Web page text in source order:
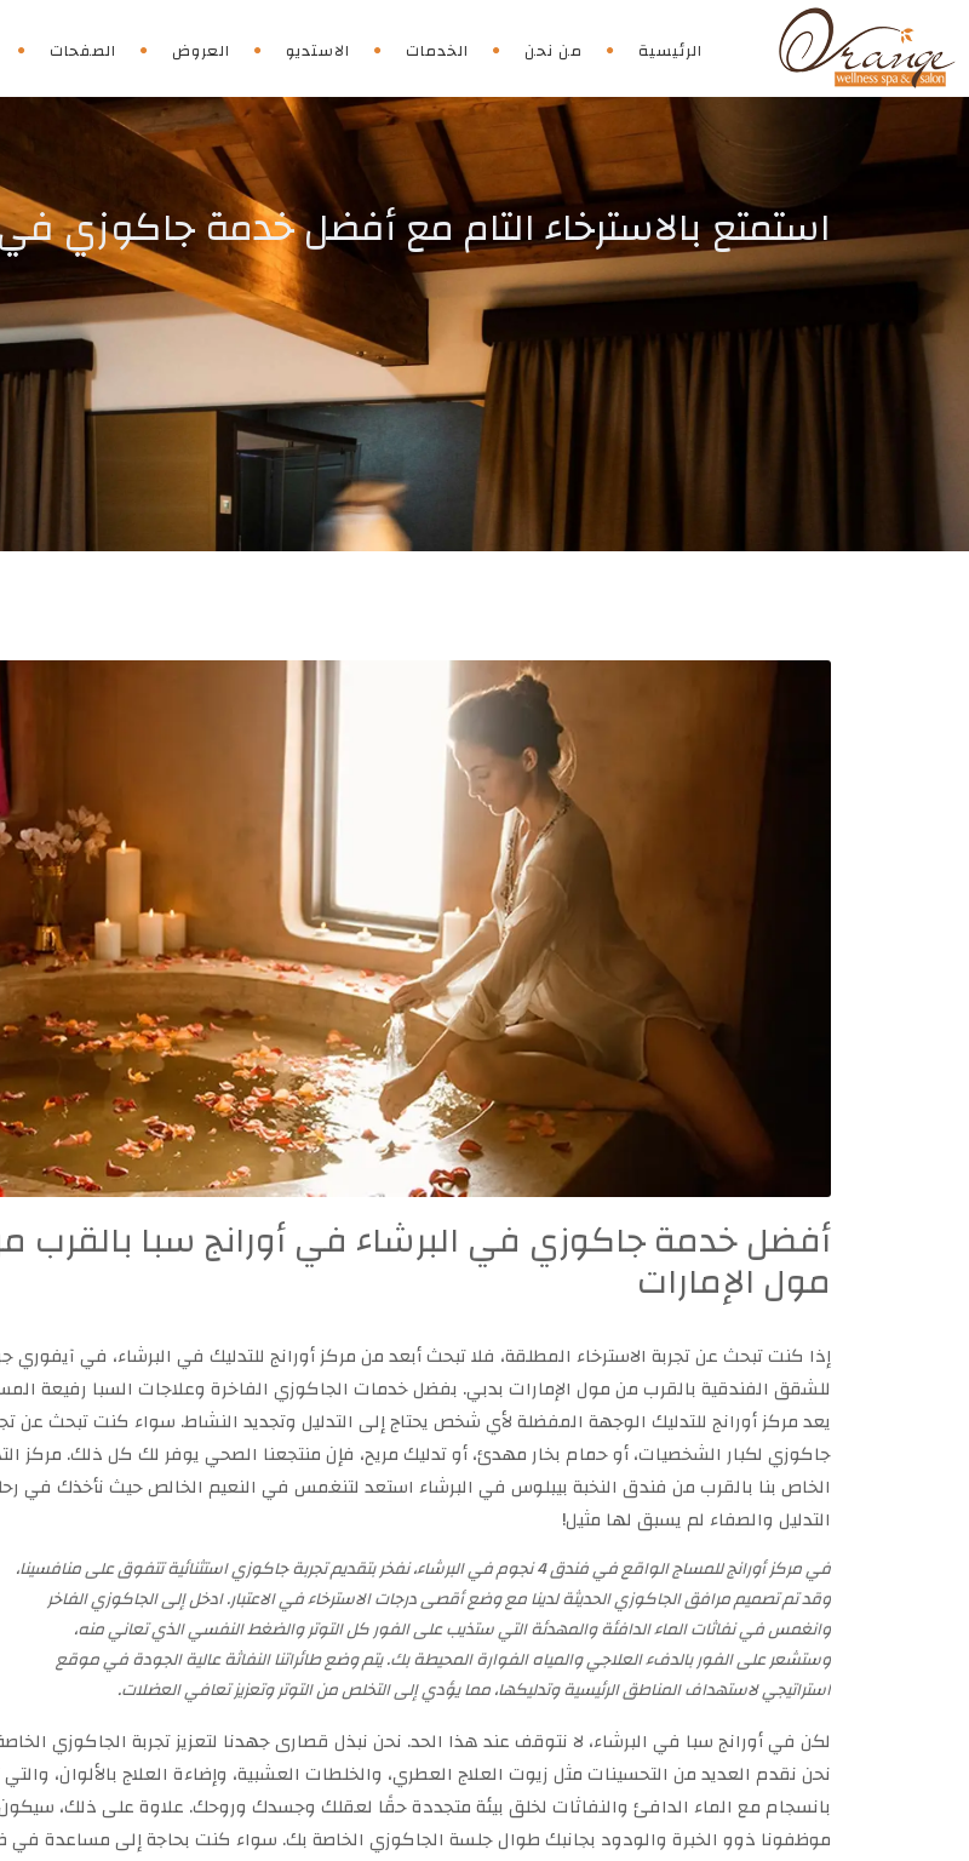
الصفحات العروض الاستديو الخدمات من نحن الرئيسية
استمتع بالاسترخاء التام مع أفضل خدمة جاكوزي
أفضل خدمة جاكوزي في البرشاء في أورانج سبا بالقرب
مول الإمارات
إذا كنت تبحث عن تجربة الاسترخاء المطلقة، فلا تبحث أبعد من مركز أورانج للتدليك في البرشاء، في آيفوري
للشقق الفندقية بالقرب من مول الإمارات بدبي. بفضل خدمات الجاكوزي الفاخرة وعلاجات السبا رفيعة
يعد مركز أورانج للتدليك الوجهة المفضلة لأي شخص يحتاج إلى التدليل وتجديد النشاط. سواء كنت تبحث عن
جاكوزي لكبار الشخصيات، أو حمام بخار مهدئ، أو تدليك مريح، فإن منتجعنا الصحي يوفر لك كل ذلك. مركز
الخاص بنا بالقرب من فندق النخبة بيبلوس في البرشاء استعد لتنغمس في النعيم الخالص حيث نأخذك في
التدليل والصفاء لم يسبق لها مثيل!
في مركز أورانج للمساج الواقع في فندق 4 نجوم في البرشاء، نفخر بتقديم تجربة جاكوزي استثنائية تتفوق على منافسينا،
وقد تم تصميم مرافق الجاكوزي الحديثة لدينا مع وضع أقصى درجات الاسترخاء في الاعتبار. ادخل إلى الجاكوزي الفاخر
وانغمس في نفاثات الماء الدافئة والمهدئة التي ستذيب على الفور كل التوتر والضغط النفسي الذي تعاني منه،
وستشعر على الفور بالدفء العلاجي والمياه الفوارة المحيطة بك. يتم وضع طائراتنا النفاثة عالية الجودة في موقع
استراتيجي لاستهداف المناطق الرئيسية وتدليكها، مما يؤدي إلى التخلص من التوتر وتعزيز تعافي العضلات.
لكن في أورانج سبا في البرشاء، لا نتوقف عند هذا الحد. نحن نبذل قصارى جهدنا لتعزيز تجربة الجاكوزي
نحن نقدم العديد من التحسينات مثل زيوت العلاج العطري، والخلطات العشبية، وإضاءة العلاج بالألوان،
بانسجام مع الماء الدافئ والنفاثات لخلق بيئة متجددة حقًا لعقلك وجسدك وروحك. علاوة على ذلك،
موظفونا ذوو الخبرة والودود بجانبك طوال جلسة الجاكوزي الخاصة بك. سواء كنت بحاجة إلى مساعدة في